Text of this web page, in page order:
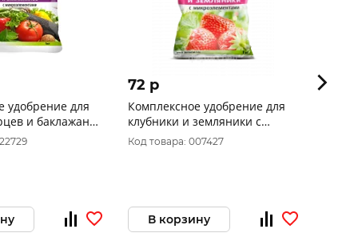
удобрение для
и баклажанов
(1 кг)
72 p
Комплексное удобрение для
клубники и земляники с
микроэлементами (1 кг) AGRO
Код товара: 007427
В корзину
69 p